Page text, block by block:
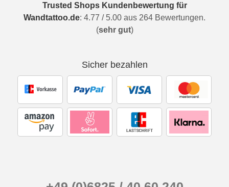
Trusted Shops Kundenbewertung für
Wandtattoo.de: 4.77 / 5.00 aus 264 Bewertungen.
(sehr gut)
Sicher bezahlen